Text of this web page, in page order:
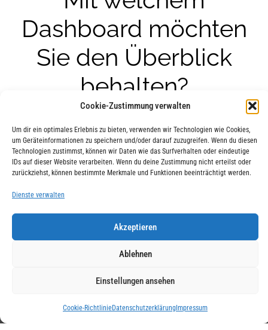
Cookie-Zustimmung verwalten
Um dir ein optimales Erlebnis zu bieten, verwenden wir Technologien wie Cookies,
um Geräteinformationen zu speichern und/oder darauf zuzugreifen. Wenn du diesen
Technologien zustimmst, können wir Daten wie das Surfverhalten oder eindeutige
IDs auf dieser Website verarbeiten. Wenn du deine Zustimmung nicht erteilst oder
zurückziehst, können bestimmte Merkmale und Funktionen beeinträchtigt werden.
Dienste verwalten
Akzeptieren
Ablehnen
Einstellungen ansehen
Cookie-RichtlinieDatenschutzerklärung Impressum
Dashboard möchten
Sie den Überblick
behalten?
Wir sind gespannt auf Ihre Antwort.
DOWNLOADS